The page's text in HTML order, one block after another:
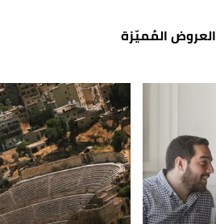
العروض المُميّزة